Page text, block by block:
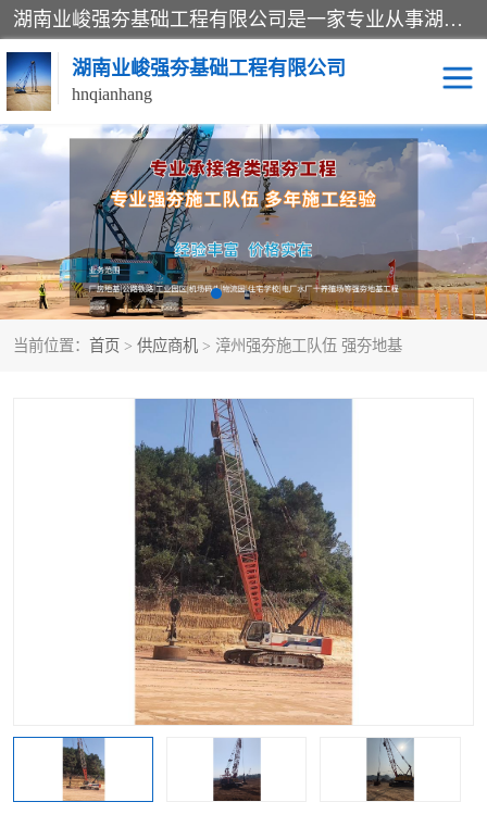
湖南业峻强夯基础工程有限公司是一家专业从事湖南强夯基础工程、强夯机租赁，地基处理的施工单位。业务覆盖：湖南、广东，江西等地。可承接1000KN.m-25000KN.m强夯（置换）工程。公司创始人是国内较早期从事强夯施工的建设者，经过多年的一步一个脚印的发展，在行业内具有较高的度和良好的口碑。
湖南业峻强夯基础工程有限公司
hnqianhang
当前位置： 首页 > 供应商机 > 漳州强夯施工队伍 强夯地基
强夯施工案例 强夯机租赁
强夯施工工程 强夯施工队伍
强夯队伍